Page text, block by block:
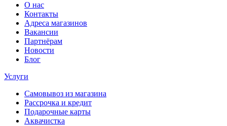
О нас
Контакты
Адреса магазинов
Вакансии
Партнёрам
Новости
Блог
Услуги
Самовывоз из магазина
Рассрочка и кредит
Подарочные карты
Аквачистка